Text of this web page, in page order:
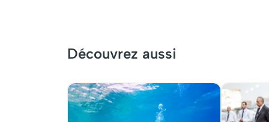
Découvrez aussi